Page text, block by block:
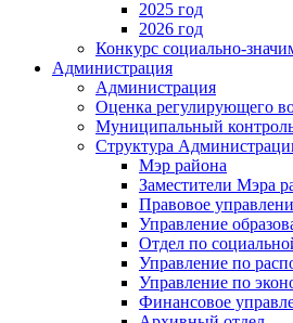
2025 год
2026 год
Конкурс социально-
Администрация
Администрация
Оценка регулирующего
Муниципальный
Структура
Мэр района
Заместители Мэра
Правовое
Управление
Отдел по
Управление по
Управление по
Финансовое